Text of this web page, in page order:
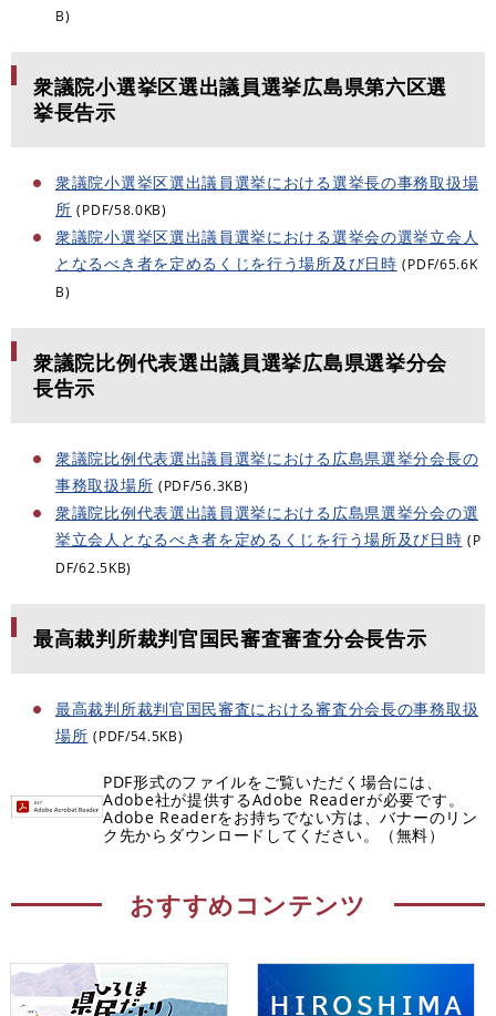
B)
衆議院小選挙区選出議員選挙広島県第六区選
挙長告示
衆議院小選挙区選出議員選挙における選挙長の事務取扱場
所 (PDF/58.0KB)
衆議院小選挙区選出議員選挙における選挙会の選挙立会人
となるべき者を定めるくじを行う場所及び日時 (PDF/65.6K
B)
衆議院比例代表選出議員選挙広島県選挙分会
長告示
衆議院比例代表選出議員選挙における広島県選挙分会長の
事務取扱場所 (PDF/56.3KB)
衆議院比例代表選出議員選挙における広島県選挙分会の選
挙立会人となるべき者を定めるくじを行う場所及び日時 (P
DF/62.5KB)
最高裁判所裁判官国民審査審査分会長告示
最高裁判所裁判官国民審査における審査分会長の事務取扱
場所 (PDF/54.5KB)
PDF形式のファイルをご覧いただく場合には、
Adobe社が提供するAdobe Readerが必要です。
Adobe Readerをお持ちでない方は、バナーのリン
ク先からダウンロードしてください。（無料）
おすすめコンテンツ